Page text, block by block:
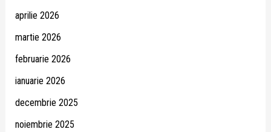
aprilie 2026
martie 2026
februarie 2026
ianuarie 2026
decembrie 2025
noiembrie 2025